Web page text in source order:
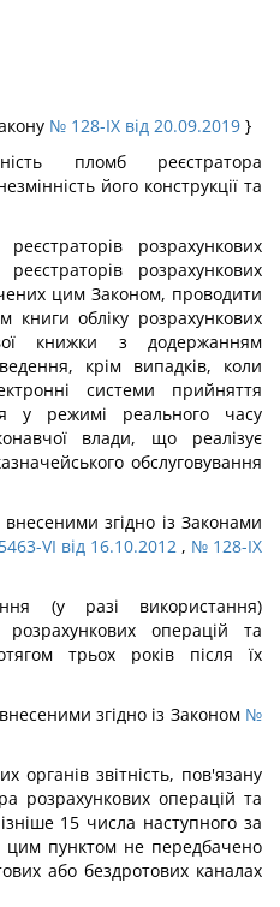
№ 128-IX від 20.09.2019 }
пломб реєстратора
його конструкції та
розрахункових
розрахункових
цим Законом, проводити
книги обліку розрахункових
книжки з додержанням
крім випадків, коли
системи прийняття
у режимі реального часу
влади, що реалізує
обслуговування
згідно із Законами
VI від 16.10.2012, № 128-IX
(у разі використання)
операцій та
трьох років після їх
згідно із Законом №
органів звітність, пов'язану
розрахункових операцій та
15 числа наступного за
цим пунктом не передбачено
або бездротових каналах